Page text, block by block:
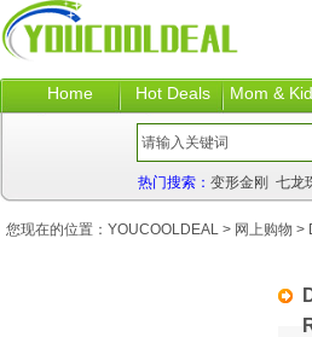
Home Hot Deals Mom &
热门搜索： 变形金刚 七龙
您现在的位置： YOUCOOLDEAL > 网上购物 >